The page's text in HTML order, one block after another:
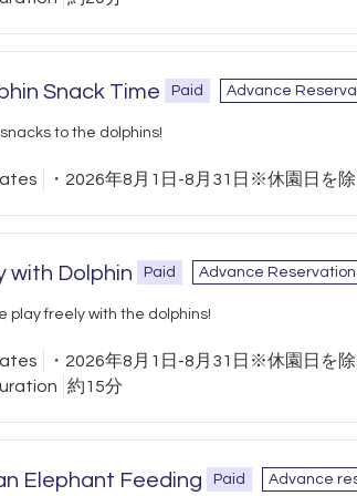
Snack Time Paid Advance
to the dolphins!
・2026年8月1日-8月31日※休園日を除
with Dolphin Paid Advance Reservation
play freely with the dolphins!
・2026年8月1日-8月31日※休園日を除
約15分
Elephant Feeding Paid Advance